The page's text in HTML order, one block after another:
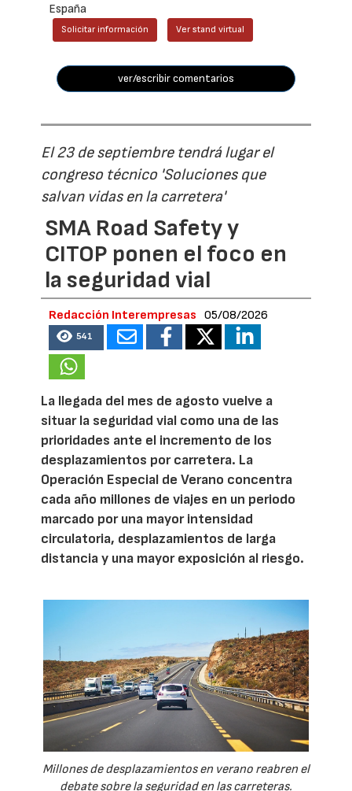
España
Solicitar información Ver stand virtual
ver/escribir comentarios
El 23 de septiembre tendrá lugar el
congreso técnico 'Soluciones que
salvan vidas en la carretera'
SMA Road Safety y
CITOP ponen el foco en
la seguridad vial
Redacción Interempresas 05/08/2026
541
La llegada del mes de agosto vuelve a
situar la seguridad vial como una de las
prioridades ante el incremento de los
desplazamientos por carretera. La
Operación Especial de Verano concentra
cada año millones de viajes en un periodo
marcado por una mayor intensidad
circulatoria, desplazamientos de larga
distancia y una mayor exposición al riesgo.
Millones de desplazamientos en verano reabren el
debate sobre la seguridad en las carreteras.